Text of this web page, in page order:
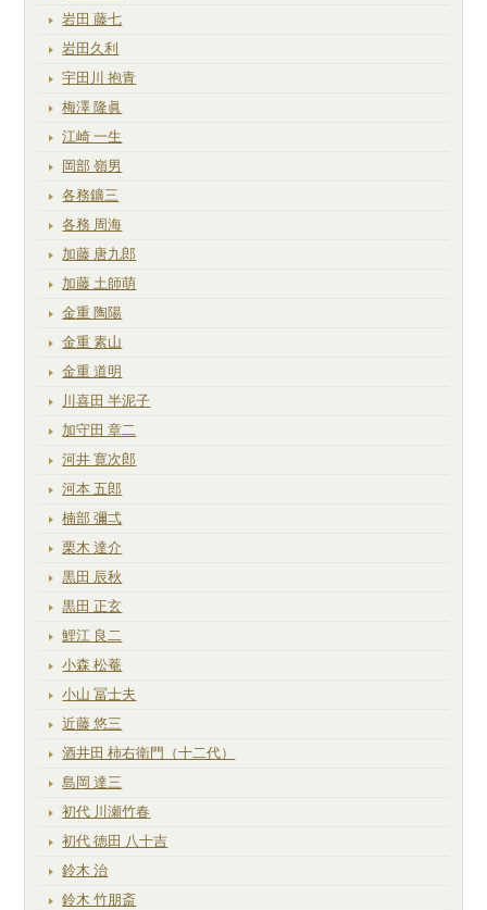
岩田 藤七
岩田久利
宇田川 抱青
梅澤 隆眞
江崎 一生
岡部 嶺男
各務鑛三
各務 周海
加藤 唐九郎
加藤 土師萌
金重 陶陽
金重 素山
金重 道明
川喜田 半泥子
加守田 章二
河井 寛次郎
河本 五郎
楠部 彌弌
栗木 達介
黒田 辰秋
黒田 正玄
鯉江 良二
小森 松菴
小山 冨士夫
近藤 悠三
酒井田 柿右衛門（十二代）
島岡 達三
初代 川瀬竹春
初代 徳田 八十吉
鈴木 治
鈴木 竹朋斎